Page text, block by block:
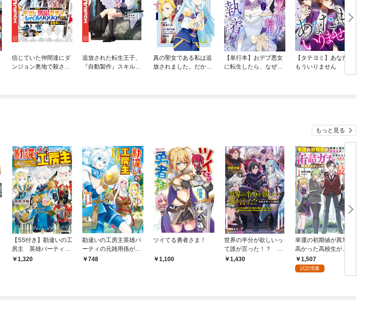
信じていた仲間達にダ
ンジョン奥地で殺され
追放された転生王子、
『自動製作』スキルで
真の聖女である私は追
放されました。だから
【単行本】おデブ悪女
に転生したら、なぜか
【タテヨミ】あなたは
もういりません
もっと見る
【SS付き】勘違いの工
房主 英雄パーティの
元雑用係が、実は戦闘
1,320
勘違いの工房主英雄パ
ーティの元雑用係が、
実は戦闘以外がSSSラ
748
ツイてる勇者さま！
1,100
世界の半分が欲しいっ
て誰が言った！？ 最
強勇者の王国経営 ～
1,430
幸運の初期値が異常に
高かった高校生が、缶
詰ガチャで手に入れた
スキルを使って現代ダ
ンジョンで最強になる
1,507
試読増量